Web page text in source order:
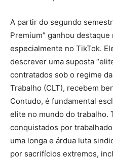
A partir do segundo
Premium” ganhou
especialmente no TikTok.
descrever uma suposta
contratados sob o regime
Trabalho (CLT), recebem
Contudo, é fundamental
elite no mundo do trabalho.
conquistados por
uma longa e árdua luta
por sacrifícios extremos,